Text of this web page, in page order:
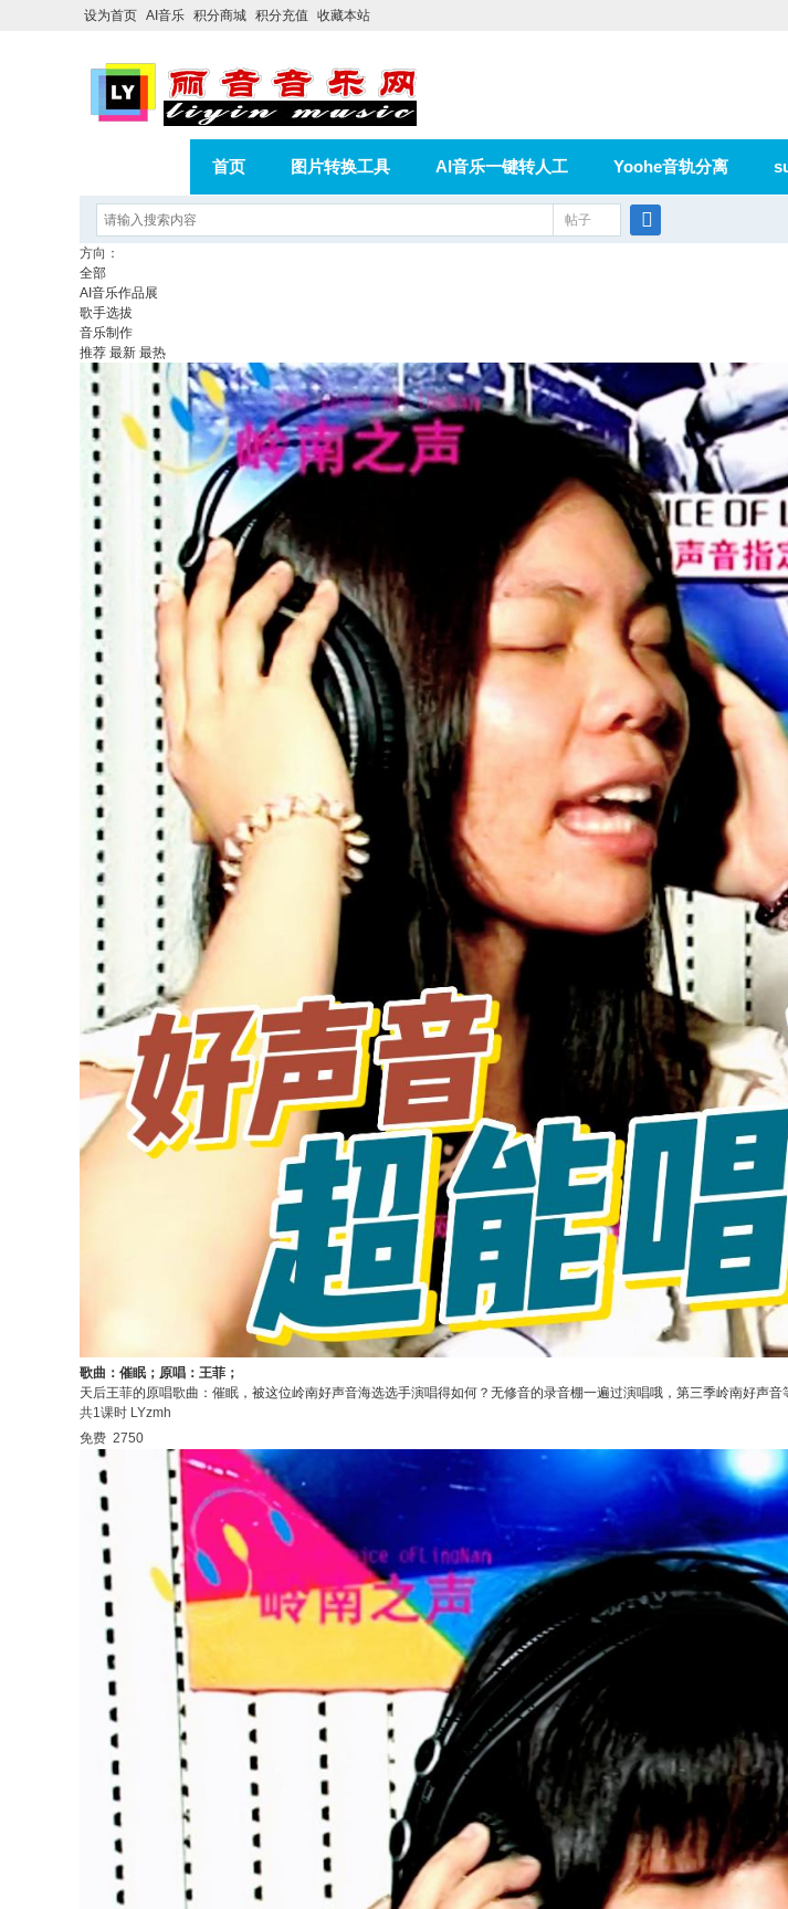
设为首页 AI音乐 积分商城 积分充值 收藏本站
首页 图片转换工具 AI音乐一键转人工 Yoohe音轨分离
在线论坛
帖子
方向：
全部
AI音乐作品展
歌手选拔
音乐制作
推荐 最新 最热
歌曲：催眠；原唱：王菲；
天后王菲的原唱歌曲：催眠，被这位岭南好声音海选选手演唱得如何？无修音的录音棚一遍过演唱哦，第三季岭南好声音
共1课时 LYzmh
免费 2750